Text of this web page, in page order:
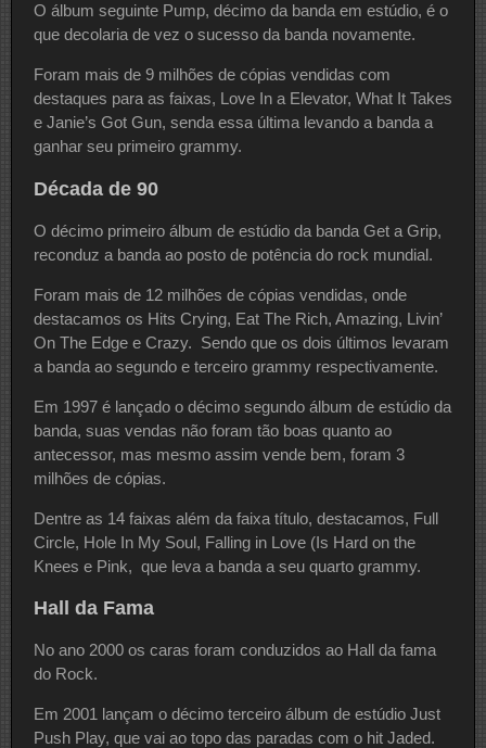
O álbum seguinte Pump, décimo da banda em estúdio, é o
que decolaria de vez o sucesso da banda novamente.
Foram mais de 9 milhões de cópias vendidas com
destaques para as faixas, Love In a Elevator, What It Takes
e Janie’s Got Gun, senda essa última levando a banda a
ganhar seu primeiro grammy.
Década de 90
O décimo primeiro álbum de estúdio da banda Get a Grip,
reconduz a banda ao posto de potência do rock mundial.
Foram mais de 12 milhões de cópias vendidas, onde
destacamos os Hits Crying, Eat The Rich, Amazing, Livin’
On The Edge e Crazy. Sendo que os dois últimos levaram
a banda ao segundo e terceiro grammy respectivamente.
Em 1997 é lançado o décimo segundo álbum de estúdio da
banda, suas vendas não foram tão boas quanto ao
antecessor, mas mesmo assim vende bem, foram 3
milhões de cópias.
Dentre as 14 faixas além da faixa título, destacamos, Full
Circle, Hole In My Soul, Falling in Love (Is Hard on the
Knees e Pink, que leva a banda a seu quarto grammy.
Hall da Fama
No ano 2000 os caras foram conduzidos ao Hall da fama
do Rock.
Em 2001 lançam o décimo terceiro álbum de estúdio Just
Push Play, que vai ao topo das paradas com o hit Jaded.